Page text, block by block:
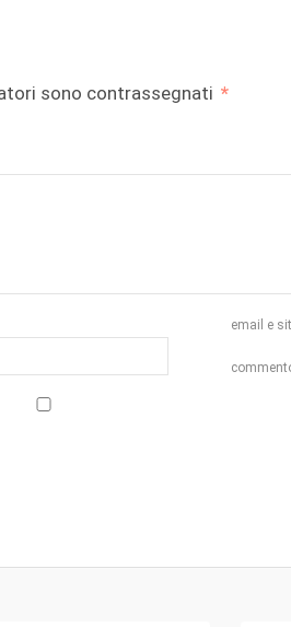
sono contrassegnati *
email e